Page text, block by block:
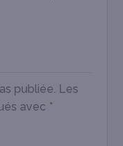
publiée. Les
avec *